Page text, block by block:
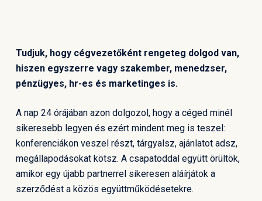
Tudjuk, hogy cégvezetőként rengeteg dolgod van,
hiszen egyszerre vagy szakember, menedzser,
pénzügyes, hr-es és marketinges is.
A nap 24 órájában azon dolgozol, hogy a céged minél
sikeresebb legyen és ezért mindent meg is teszel:
konferenciákon veszel részt, tárgyalsz, ajánlatot adsz,
megállapodásokat kötsz. A csapatoddal együtt örültök,
amikor egy újabb partnerrel sikeresen aláírjátok a
szerződést a közös együttműködésetekre.